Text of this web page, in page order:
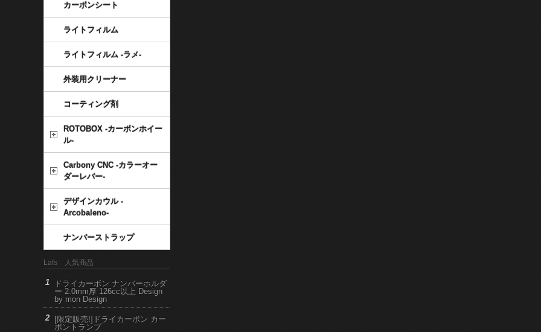
カーボンシート
ライトフィルム
ライトフィルム -ラメ-
外装用クリーナー
コーティング剤
ROTOBOX -カーボンホイー
ル-
Carbony CNC -カラーオー
ダーレバー-
デザインカウル -
Arcobaleno-
ナンバーストラップ
Lafs 人気商品
ドライカーボン ナンバーホルダ
ー 2.0mm厚 126cc以上 Design
by mon Design
[限定販売!]ドライカーボン カー
ボントランプ